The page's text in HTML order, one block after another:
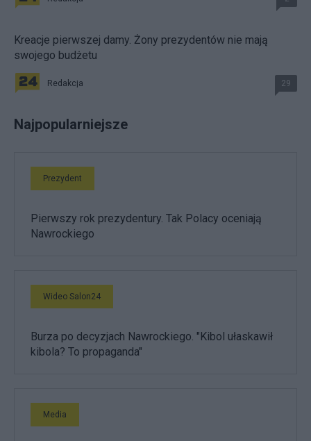
Kreacje pierwszej damy. Żony prezydentów nie mają
swojego budżetu
Redakcja 29
Najpopularniejsze
Prezydent
Pierwszy rok prezydentury. Tak Polacy oceniają
Nawrockiego
Wideo Salon24
Burza po decyzjach Nawrockiego. "Kibol ułaskawił
kibola? To propaganda"
Media